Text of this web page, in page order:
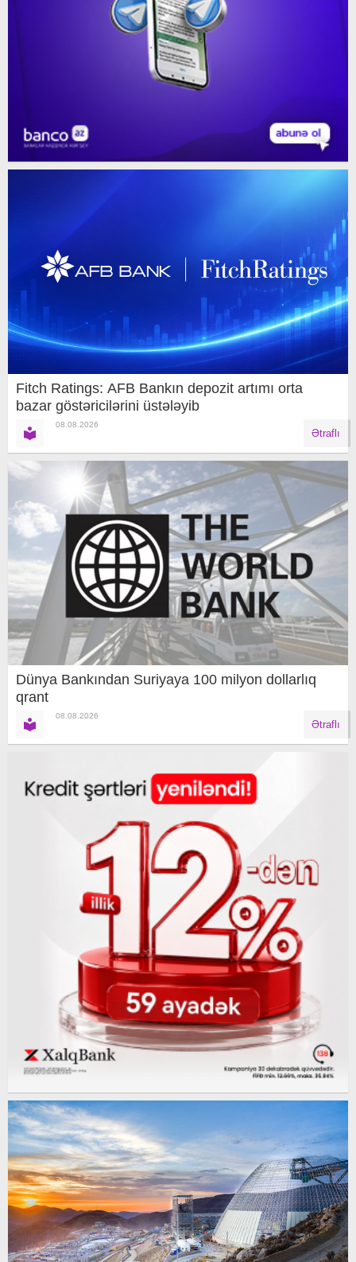
Fitch Ratings: AFB Bankın depozit artımı orta
bazar göstəricilərini üstələyib
08.08.2026
Ətraflı
Dünya Bankından Suriyaya 100 milyon dollarlıq
qrant
08.08.2026
Ətraflı